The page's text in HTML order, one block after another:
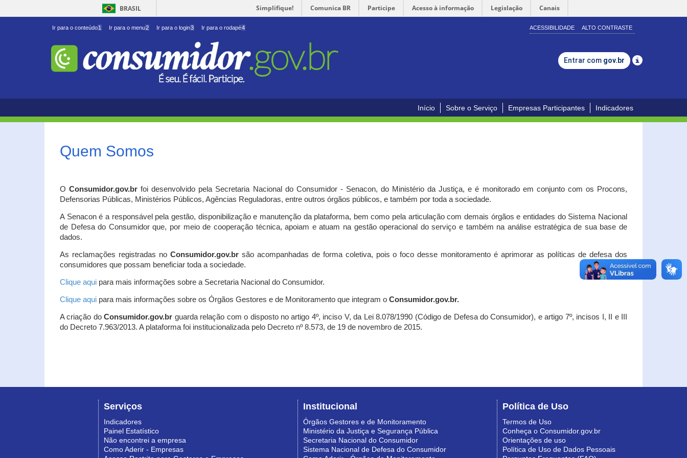
BRASIL Simplifique! Comunica BR Participe Acesso à informação Legislação Canais
Ir para o conteúdo1 Ir para o menu2 Ir para o login3 Ir para o rodapé4 ACESSIBILIDADE ALTO CONTRASTE
Entrar com gov.br
Início Sobre o Serviço Empresas Participantes Indicadores
Quem Somos
OConsumidor.gov.br foi desenvolvido pela Secretaria Nacional do Consumidor - Senacon, do Ministério da Justiça, e é monitorado em conjunto com os Procons,
Defensorias Públicas, Ministérios Públicos, Agências Reguladoras, entre outros órgãos públicos, e também por toda a sociedade.
A Senacon é a responsável pela gestão, disponibilização e manutenção da plataforma, bem como pela articulação com demais órgãos e entidades do Sistema Nacional
de Defesa do Consumidor que, por meio de cooperação técnica, apoiam e atuam na gestão operacional do serviço e também na análise estratégica de sua base de
dados.
As reclamações registradas no Consumidor.gov.brsão acompanhadas de forma coletiva, pois o foco desse monitoramento é aprimorar as políticas de defesa dos
consumidores que possam beneficiar toda a sociedade.
Clique aqui para mais informações sobre a Secretaria Nacional do Consumidor.
Clique aqui para mais informações sobre os Órgãos Gestores e de Monitoramento que integram o Consumidor.gov.br.
A criação doConsumidor.gov.br guarda relação com o disposto no artigo 4º, inciso V, da Lei 8.078/1990 (Código de Defesa do Consumidor), e artigo 7º, incisos I, II e III
do Decreto 7.963/2013. A plataforma foi institucionalizada pelo Decreto nº 8.573, de 19 de novembro de 2015.
Serviços
Indicadores
Painel Estatístico
Não encontrei a empresa
Como Aderir - Empresas
Institucional
Órgãos Gestores e de Monitoramento
Ministério da Justiça e Segurança Pública
Secretaria Nacional do Consumidor
Sistema Nacional de Defesa do Consumidor
Política de Uso
Termos de Uso
Conheça o Consumidor.gov.br
Orientações de uso
Política de Uso de Dados Pessoais